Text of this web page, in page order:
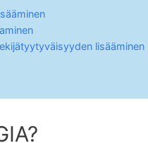
lisääminen